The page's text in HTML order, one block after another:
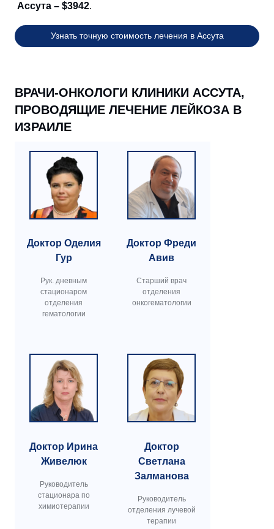
Ассута – $3942.
Узнать точную стоимость лечения в Ассута
ВРАЧИ-ОНКОЛОГИ КЛИНИКИ АССУТА,
ПРОВОДЯЩИЕ ЛЕЧЕНИЕ ЛЕЙКОЗА В
ИЗРАИЛЕ
Доктор Оделия
Гур
Рук. дневным
стационаром
отделения
гематологии
Доктор Фреди
Авив
Старший врач
отделения
онкогематологии
Доктор Ирина
Живелюк
Руководитель
стационара по
химиотерапии
Доктор
Светлана
Залманова
Руководитель
отделения лучевой
терапии